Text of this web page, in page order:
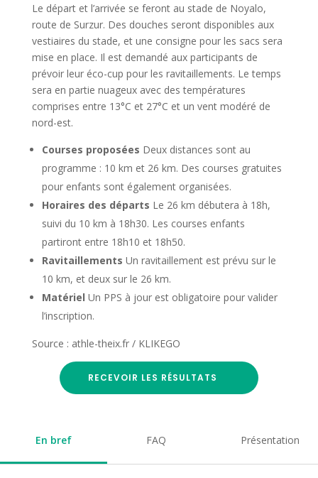
Le départ et l’arrivée se feront au stade de Noyalo,
route de Surzur. Des douches seront disponibles aux
vestiaires du stade, et une consigne pour les sacs sera
mise en place. Il est demandé aux participants de
prévoir leur éco-cup pour les ravitaillements. Le temps
sera en partie nuageux avec des températures
comprises entre 13°C et 27°C et un vent modéré de
nord-est.
Courses proposées Deux distances sont au
programme : 10 km et 26 km. Des courses gratuites
pour enfants sont également organisées.
Horaires des départs Le 26 km débutera à 18h,
suivi du 10 km à 18h30. Les courses enfants
partiront entre 18h10 et 18h50.
Ravitaillements Un ravitaillement est prévu sur le
10 km, et deux sur le 26 km.
Matériel Un PPS à jour est obligatoire pour valider
l’inscription.
Source : athle-theix.fr / KLIKEGO
RECEVOIR LES RÉSULTATS
En bref FAQ Présentation